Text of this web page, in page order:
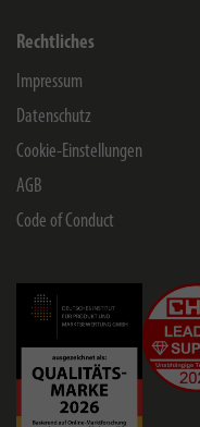
Rechtliches
Impressum
Datenschutz
Cookie-Einstellungen
AGB
Code of Conduct